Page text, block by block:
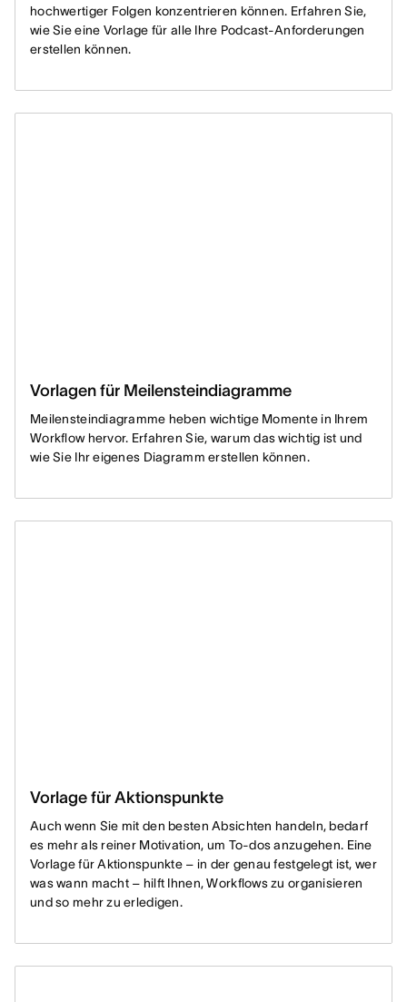
hochwertiger Folgen konzentrieren können. Erfahren Sie,
wie Sie eine Vorlage für alle Ihre Podcast-Anforderungen
erstellen können.
Vorlagen für Meilensteindiagramme
Meilensteindiagramme heben wichtige Momente in Ihrem
Workflow hervor. Erfahren Sie, warum das wichtig ist und
wie Sie Ihr eigenes Diagramm erstellen können.
Vorlage für Aktionspunkte
Auch wenn Sie mit den besten Absichten handeln, bedarf
es mehr als reiner Motivation, um To-dos anzugehen. Eine
Vorlage für Aktionspunkte – in der genau festgelegt ist, wer
was wann macht – hilft Ihnen, Workflows zu organisieren
und so mehr zu erledigen.